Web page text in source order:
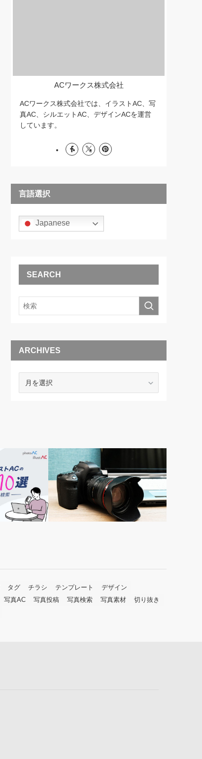
ACワークス株式会社
ACワークス株式会社では、イラストAC、写
真AC、シルエットAC、デザインACを運営
しています。
言語選択
Japanese
SEARCH
ARCHIVES
ARCHIVES
タグ チラシ テンプレート
デザイン
写真AC 写真投稿 写真検索 写真素材
切り抜き